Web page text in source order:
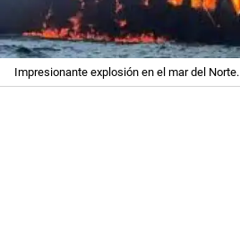
Impresionante explosión en el mar del Norte.